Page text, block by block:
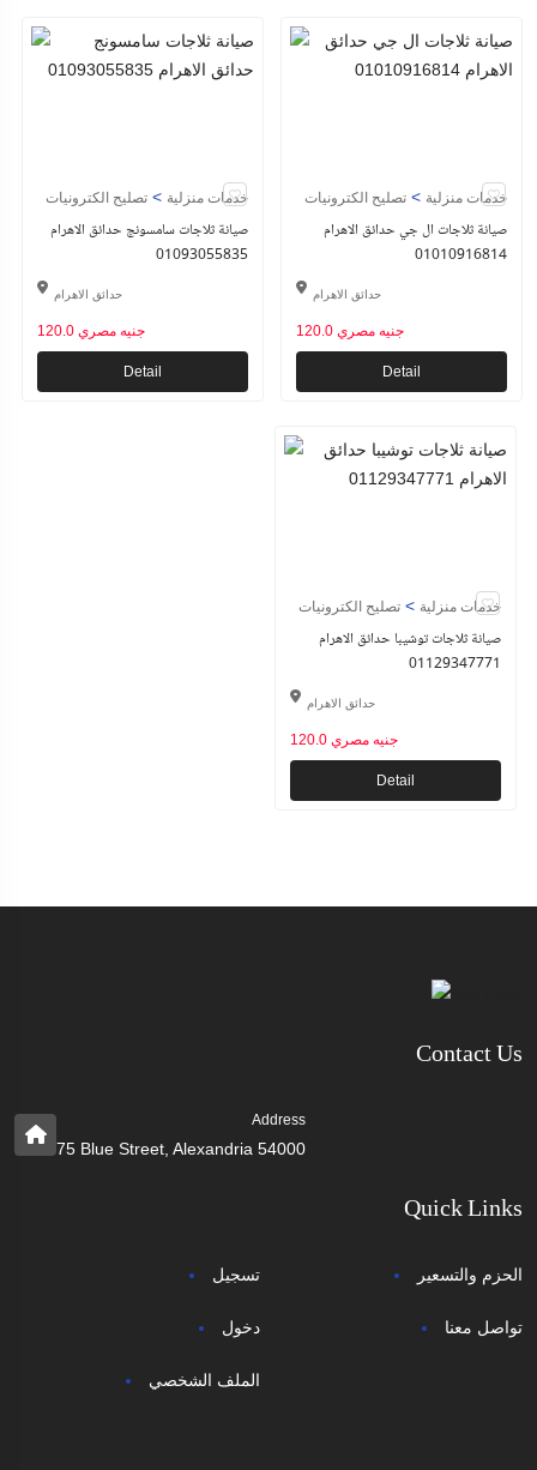
خدمات منزلية > تصليح الكترونيات
صيانة ثلاجات سامسونج حدائق الاهرام
01093055835
حدائق الاهرام
120.0 جنيه مصري
Detail
خدمات منزلية > تصليح الكترونيات
صيانة ثلاجات ال جي حدائق الاهرام
01010916814
حدائق الاهرام
120.0 جنيه مصري
Detail
خدمات منزلية > تصليح الكترونيات
صيانة ثلاجات توشيبا حدائق الاهرام
01129347771
حدائق الاهرام
120.0 جنيه مصري
Detail
Contact Us
Address
75 Blue Street, Alexandria 54000
Quick Links
تسجيل
دخول
الملف الشخصي
الحزم والتسعير
تواصل معنا